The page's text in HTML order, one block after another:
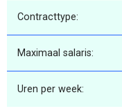
Contracttype:
Maximaal salaris:
Uren per week: